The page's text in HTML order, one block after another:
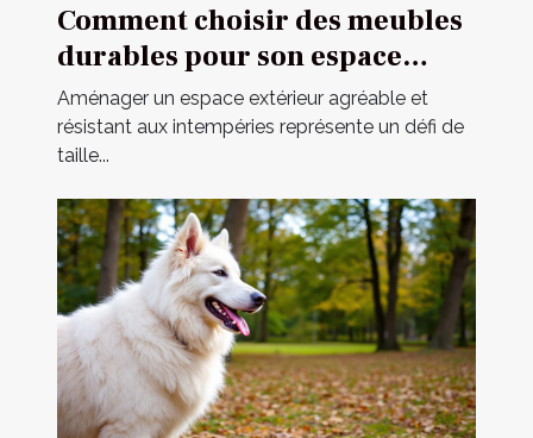
Comment choisir des meubles
durables pour son espace
extérieur ?
Aménager un espace extérieur agréable et
résistant aux intempéries représente un défi de
taille...